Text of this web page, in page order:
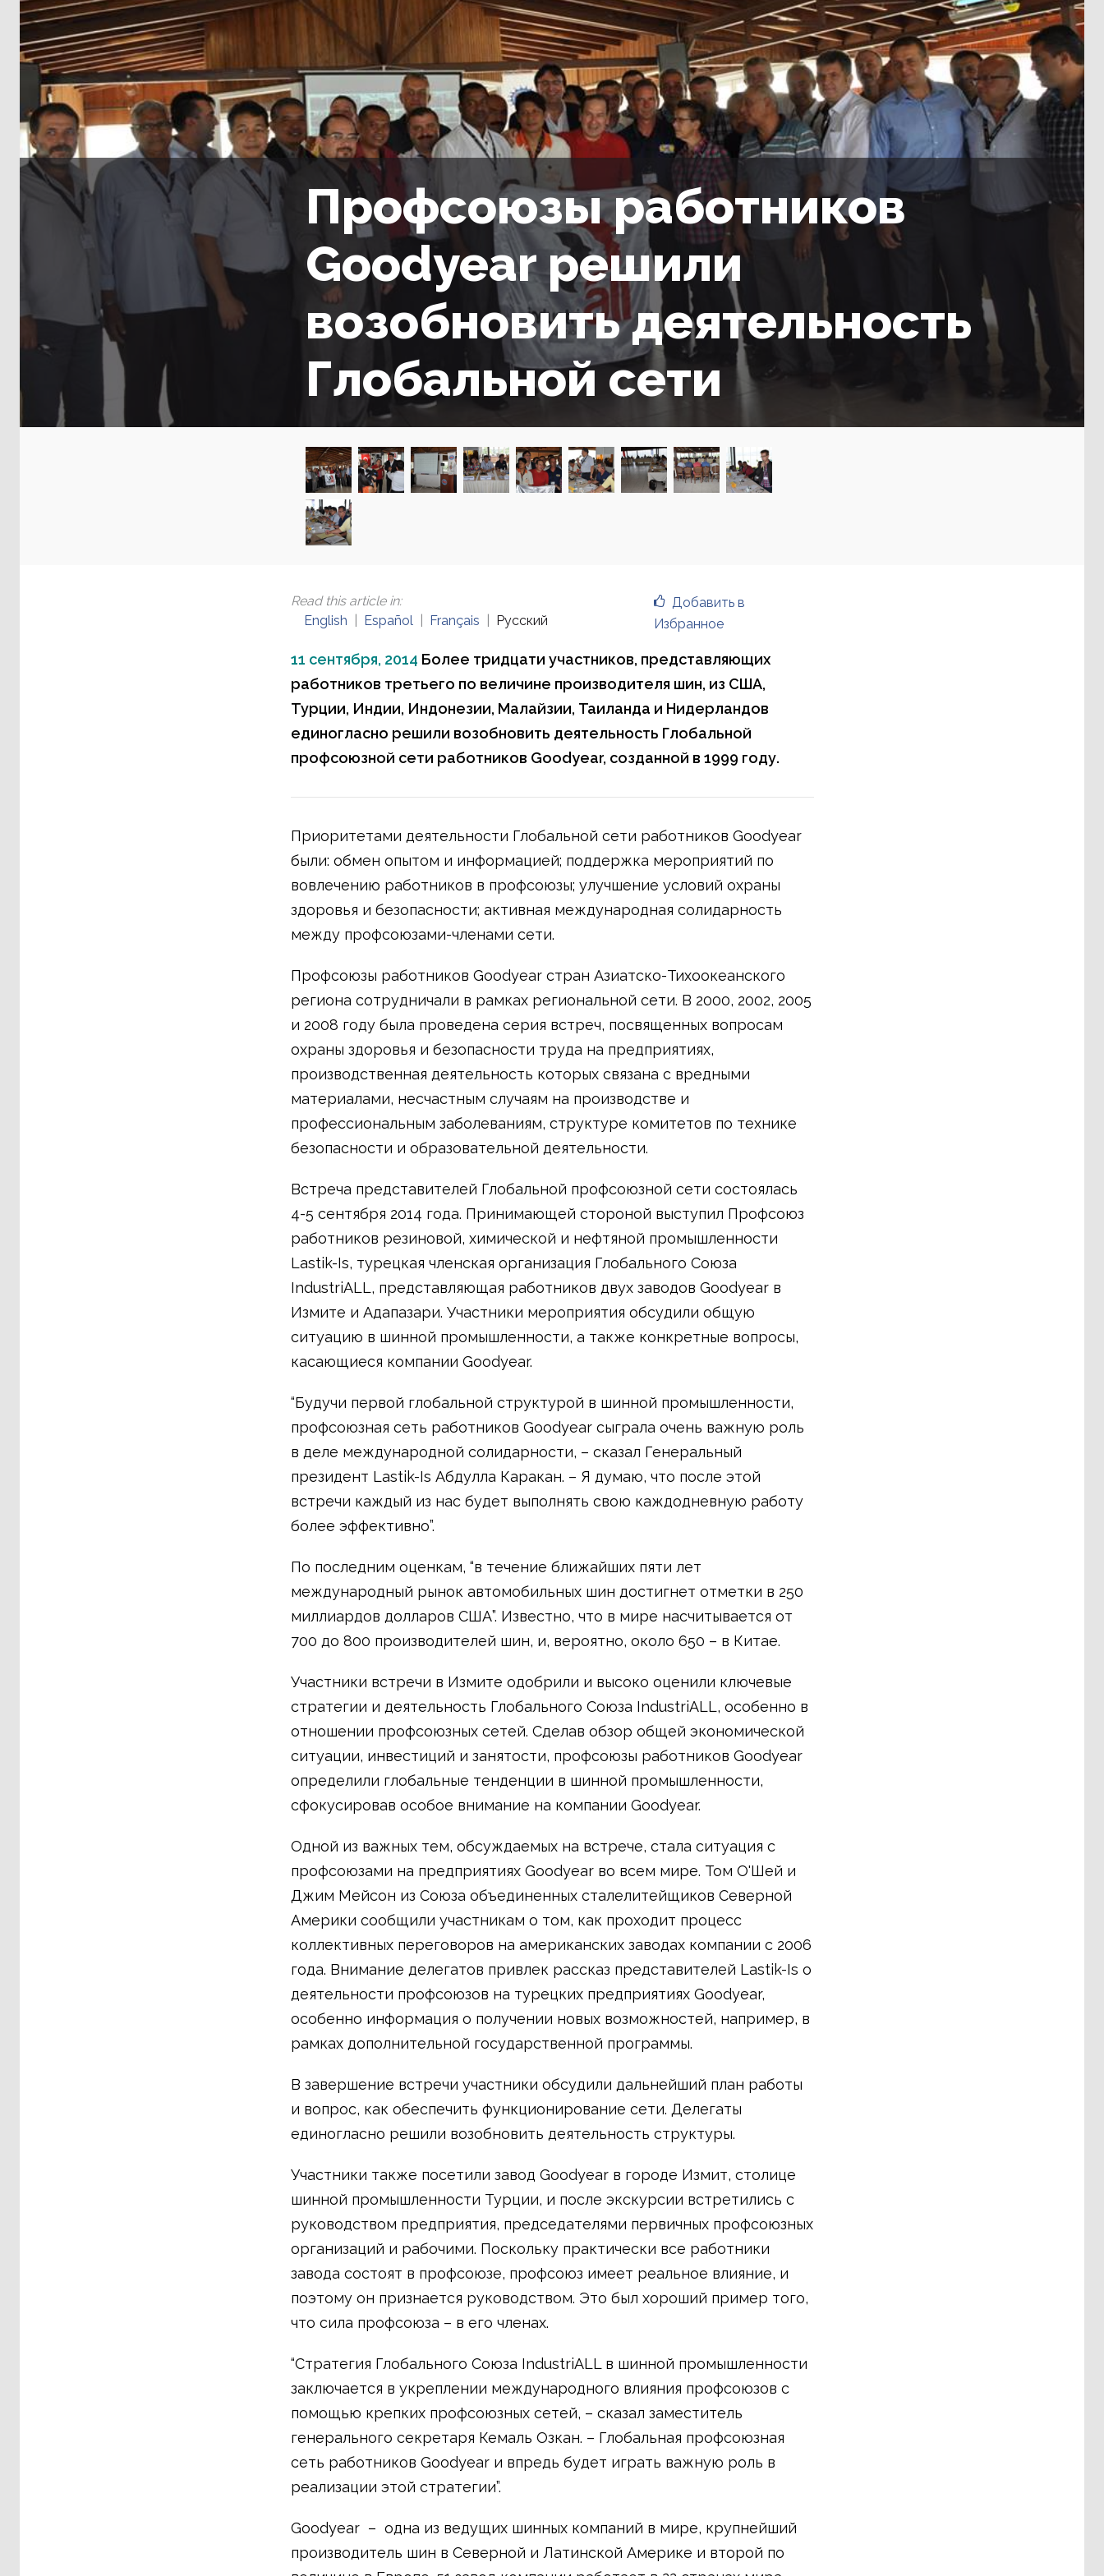
Профсоюзы работников
Goodyear решили
возобновить деятельность
Глобальной сети
Добавить в
Избранное
Read this article in:
English
Español Français Русский
11 сентября, 2014 Более тридцати участников, представляющих
работников третьего по величине производителя шин, из США,
Турции, Индии, Индонезии, Малайзии, Таиланда и Нидерландов
единогласно решили возобновить деятельность Глобальной
профсоюзной сети работников Goodyear, созданной в 1999 году.
Приоритетами деятельности Глобальной сети работников Goodyear
были: обмен опытом и информацией; поддержка мероприятий по
вовлечению работников в профсоюзы; улучшение условий охраны
здоровья и безопасности; активная международная солидарность
между профсоюзами-членами сети.
Профсоюзы работников Goodyear стран Азиатско-Тихоокеанского
региона сотрудничали в рамках региональной сети. В 2000, 2002, 2005
и 2008 году была проведена серия встреч, посвященных вопросам
охраны здоровья и безопасности труда на предприятиях,
производственная деятельность которых связана с вредными
материалами, несчастным случаям на производстве и
профессиональным заболеваниям, структуре комитетов по технике
безопасности и образовательной деятельности.
Встреча представителей Глобальной профсоюзной сети состоялась
4-5 сентября 2014 года. Принимающей стороной выступил Профсоюз
работников резиновой, химической и нефтяной промышленности
Lastik-Is, турецкая членская организация Глобального Союза
IndustriALL, представляющая работников двух заводов Goodyear в
Измите и Адапазари. Участники мероприятия обсудили общую
ситуацию в шинной промышленности, а также конкретные вопросы,
касающиеся компании Goodyear.
“Будучи первой глобальной структурой в шинной промышленности,
профсоюзная сеть работников Goodyear сыграла очень важную роль
в деле международной солидарности, – сказал Генеральный
президент Lastik-Is Абдулла Каракан. – Я думаю, что после этой
встречи каждый из нас будет выполнять свою каждодневную работу
более эффективно”.
По последним оценкам, “в течение ближайших пяти лет
международный рынок автомобильных шин достигнет отметки в 250
миллиардов долларов США”. Известно, что в мире насчитывается от
700 до 800 производителей шин, и, вероятно, около 650 – в Китае.
Участники встречи в Измите одобрили и высоко оценили ключевые
стратегии и деятельность Глобального Союза IndustriALL, особенно в
отношении профсоюзных сетей. Сделав обзор общей экономической
ситуации, инвестиций и занятости, профсоюзы работников Goodyear
определили глобальные тенденции в шинной промышленности,
сфокусировав особое внимание на компании Goodyear.
Одной из важных тем, обсуждаемых на встрече, стала ситуация с
профсоюзами на предприятиях Goodyear во всем мире. Том O'Шей и
Джим Мейсон из Союза объединенных сталелитейщиков Северной
Америки сообщили участникам о том, как проходит процесс
коллективных переговоров на американских заводах компании с 2006
года. Внимание делегатов привлек рассказ представителей Lastik-Is о
деятельности профсоюзов на турецких предприятиях Goodyear,
особенно информация о получении новых возможностей, например, в
рамках дополнительной государственной программы.
В завершение встречи участники обсудили дальнейший план работы
и вопрос, как обеспечить функционирование сети. Делегаты
единогласно решили возобновить деятельность структуры.
Участники также посетили завод Goodyear в городе Измит, столице
шинной промышленности Турции, и после экскурсии встретились с
руководством предприятия, председателями первичных профсоюзных
организаций и рабочими. Поскольку практически все работники
завода состоят в профсоюзе, профсоюз имеет реальное влияние, и
поэтому он признается руководством. Это был хороший пример того,
что сила профсоюза – в его членах.
“Стратегия Глобального Союза IndustriALL в шинной промышленности
заключается в укреплении международного влияния профсоюзов с
помощью крепких профсоюзных сетей, – сказал заместитель
генерального секретаря Кемаль Озкан. – Глобальная профсоюзная
сеть работников Goodyear и впредь будет играть важную роль в
реализации этой стратегии”.
Goodyear – одна из ведущих шинных компаний в мире, крупнейший
производитель шин в Северной и Латинской Америке и второй по